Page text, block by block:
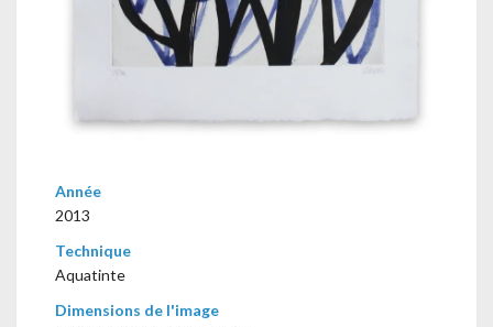
Année
2013
Technique
Aquatinte
Dimensions de l'image